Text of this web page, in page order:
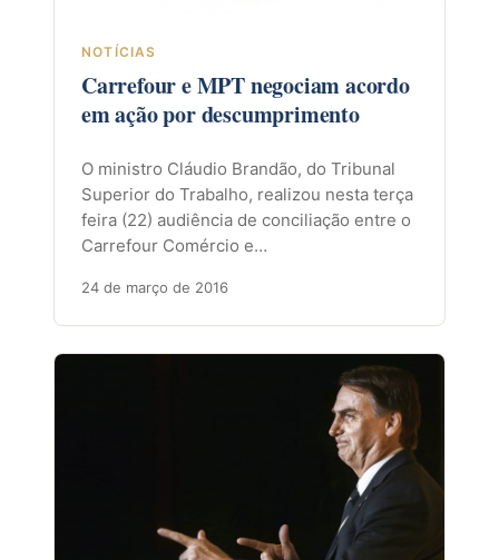
NOTÍCIAS
Carrefour e MPT negociam acordo
em ação por descumprimento
O ministro Cláudio Brandão, do Tribunal
Superior do Trabalho, realizou nesta terça
feira (22) audiência de conciliação entre o
Carrefour Comércio e…
24 de março de 2016